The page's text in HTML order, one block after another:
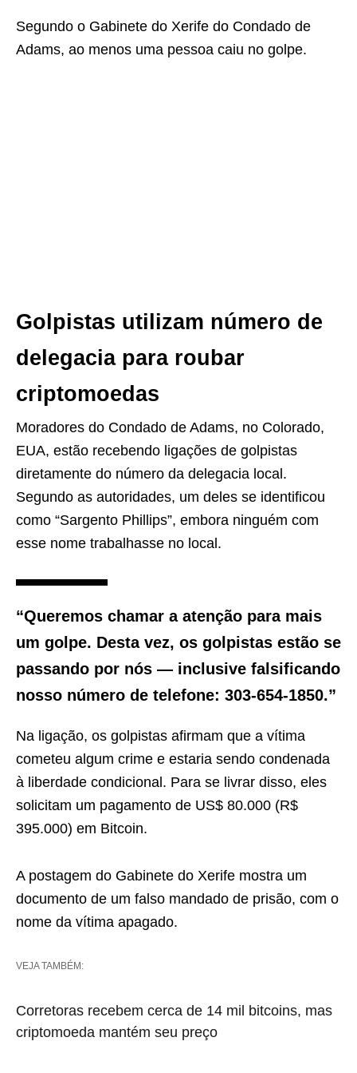
Segundo o Gabinete do Xerife do Condado de
Adams, ao menos uma pessoa caiu no golpe.
Golpistas utilizam número de
delegacia para roubar
criptomoedas
Moradores do Condado de Adams, no Colorado,
EUA, estão recebendo ligações de golpistas
diretamente do número da delegacia local.
Segundo as autoridades, um deles se identificou
como “Sargento Phillips”, embora ninguém com
esse nome trabalhasse no local.
“Queremos chamar a atenção para mais
um golpe. Desta vez, os golpistas estão se
passando por nós — inclusive falsificando
nosso número de telefone: 303-654-1850.”
Na ligação, os golpistas afirmam que a vítima
cometeu algum crime e estaria sendo condenada
à liberdade condicional. Para se livrar disso, eles
solicitam um pagamento de US$ 80.000 (R$
395.000) em Bitcoin.
A postagem do Gabinete do Xerife mostra um
documento de um falso mandado de prisão, com o
nome da vítima apagado.
VEJA TAMBÉM:
Corretoras recebem cerca de 14 mil bitcoins, mas
criptomoeda mantém seu preço